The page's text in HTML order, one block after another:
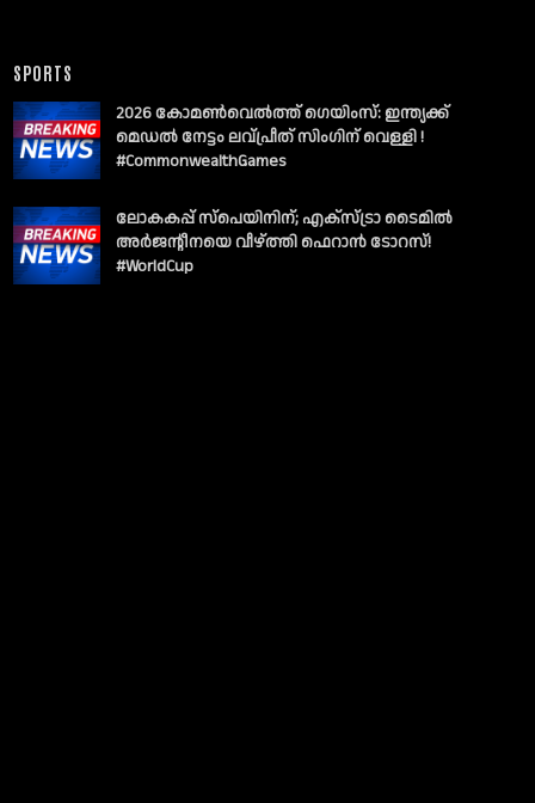
SPORTS
2026 കോമൺവെൽത്ത് ഗെയിംസ്: ഇന്ത്യക്ക്
മെഡൽ നേട്ടം ലവ്പ്രീത് സിംഗിന് വെള്ളി !
#CommonwealthGames
ലോകകപ്പ് സ്പെയിനിന്; എക്സ്ട്രാ ടൈമിൽ
അർജന്റീനയെ വീഴ്ത്തി ഫെറാൻ ടോറസ്!
#WorldCup